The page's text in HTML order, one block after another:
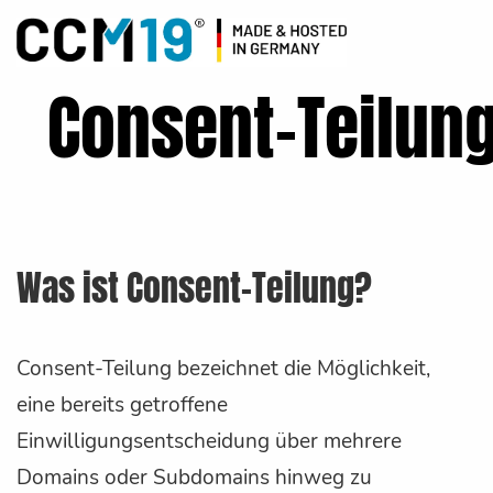
Consent-
Was ist Consent-Teilung?
Consent-Teilung bezeichnet die Möglichkeit,
eine bereits getroffene
Einwilligungsentscheidung über mehrere
Domains oder Subdomains hinweg zu